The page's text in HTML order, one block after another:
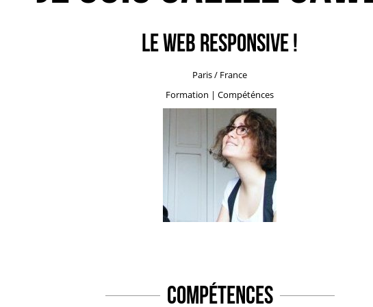
Le WEB responsive !
Paris / France
Formation | Compéténces
Compétences